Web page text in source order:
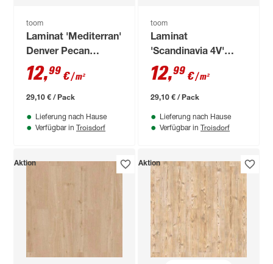
toom
Laminat 'Mediterran'
Denver Pecan
hellbraun 7 mm
12,99 €/ m²
29,10 € / Pack
Lieferung nach Hause
Verfügbar in Troisdorf
toom
Laminat
'Scandinavia 4V'
Kinger graubraun 7
mm
12,99 €/ m²
29,10 € / Pack
Lieferung nach Hause
Verfügbar in Troisdorf
Aktion Aktion